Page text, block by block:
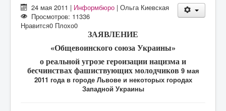
24 мая 2011 | Информбюро |Ольга Киевская
Просмотров: 11336
Нравится0 Плохо0
ЗАЯВЛЕНИЕ
«Общевоинского союза Украины»
о реальной угрозе героизации нацизма и
бесчинствах фашиствующих молодчиков 9 мая
2011 года в городе Львове и некоторых городах
Западной Украины